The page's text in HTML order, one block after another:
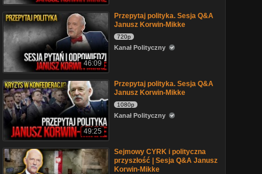
46:09
Przepytaj polityka. Sesja Q&A
Janusz Korwin-Mikke
720p
Kanał Polityczny
49:25
Przepytaj polityka. Sesja Q&A
Janusz Korwin-Mikke
1080p
Kanał Polityczny
Sejmowy CYRK i polityczna
przyszłość | Sesja Q&A Janusz
Korwin-Mikke